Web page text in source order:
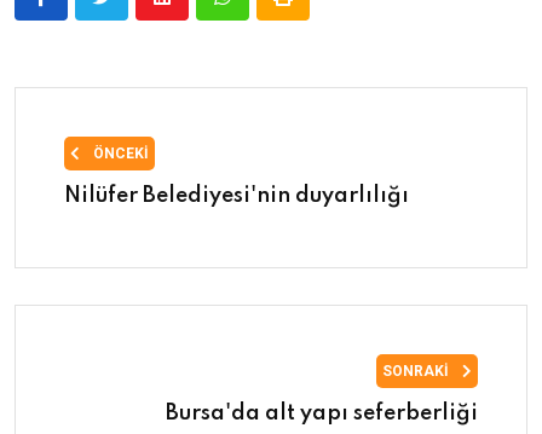
ÖNCEKI
Nilüfer Belediyesi'nin duyarlılığı
SONRAKI
Bursa'da alt yapı seferberliği